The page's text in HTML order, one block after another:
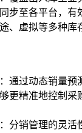
步至各平台，有
、虚拟等多种库
通过动态销量预
更精准地控制采
分销管理的灵活